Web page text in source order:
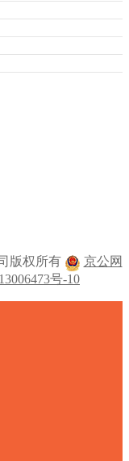
版权所有
京公网
号-10